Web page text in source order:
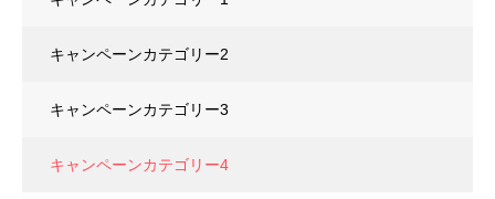
キャンペーンカテゴリー2
キャンペーンカテゴリー3
キャンペーンカテゴリー4